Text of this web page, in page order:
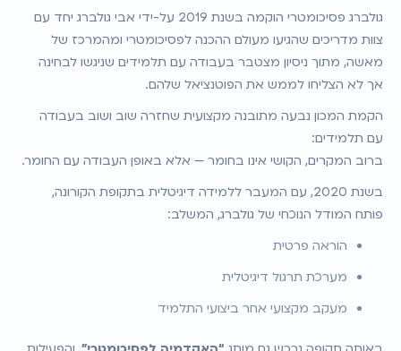
גולברג פסיכומטרי הוקמה בשנת 2019 על-ידי אבי גולברג יחד עם
צוות מדריכים שהגיעו מעולם ההכנה לפסיכומטרי ומהמרכז של
מאשה, מתוך ניסיון מצטבר בעבודה עם תלמידים שניגשו לבחינה
אך לא הצליחו לממש את הפוטנציאל שלהם.
הקמת המכון נבעה מתובנה מקצועית שחזרה שוב ושוב בעבודה
עם תלמידים:
ברוב המקרים, הקושי אינו בחומר — אלא באופן העבודה עם החומר.
בשנת 2020, עם המעבר ללמידה דיגיטלית בתקופת הקורונה,
פותח המודל הנוכחי של גולברג, המשלב:
הוראה פרטית
מערכת תרגול דיגיטלית
מעקב מקצועי אחר ביצועי התלמיד